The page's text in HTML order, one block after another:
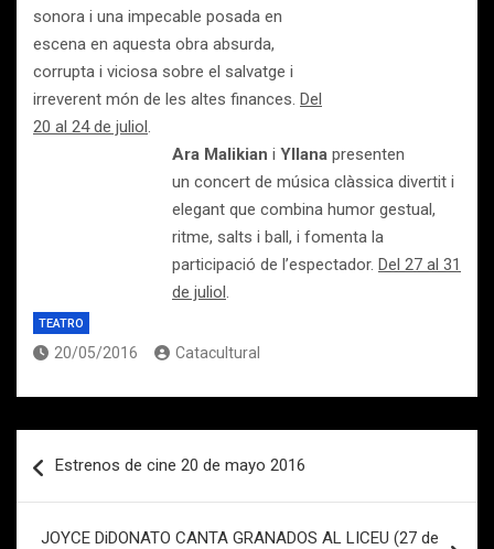
sonora i una impecable posada en
escena en aquesta obra absurda,
corrupta i viciosa sobre el salvatge i
irreverent món de les altes finances. Del
20 al 24 de juliol.
Ara Malikian i Yllana presenten
un concert de música clàssica divertit i
elegant que combina humor gestual,
ritme, salts i ball, i fomenta la
participació de l’espectador. Del 27 al 31
de juliol.
TEATRO
20/05/2016 Catacultural
de
Estrenos de cine 20 de mayo 2016
JOYCE DiDONATO CANTA GRANADOS AL LICEU (27 de